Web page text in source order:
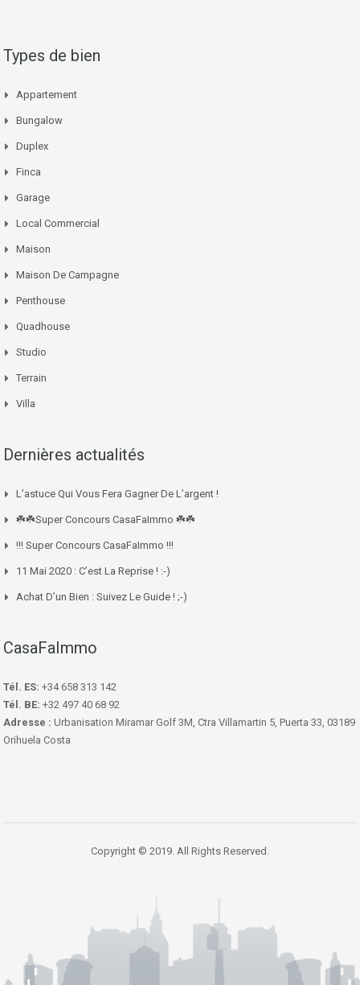
Types de bien
Appartement
Bungalow
Duplex
Finca
Garage
Local Commercial
Maison
Maison De Campagne
Penthouse
Quadhouse
Studio
Terrain
Villa
Dernières actualités
L’astuce Qui Vous Fera Gagner De L’argent !
☘️☘️Super Concours CasaFaImmo ☘️☘️
!!! Super Concours CasaFaImmo !!!
11 Mai 2020 : C’est La Reprise ! :-)
Achat D’un Bien : Suivez Le Guide ! ;-)
CasaFaImmo
Tél. ES: +34 658 313 142
Tél. BE: +32 497 40 68 92
Adresse : Urbanisation Miramar Golf 3M, Ctra Villamartin 5, Puerta 33, 03189
Orihuela Costa
Copyright © 2019. All Rights Reserved.